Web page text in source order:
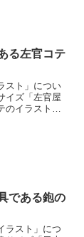
る左官コテ
スト」につい
イズ「左官屋
イラスト」
である鉋の
ラスト」につ